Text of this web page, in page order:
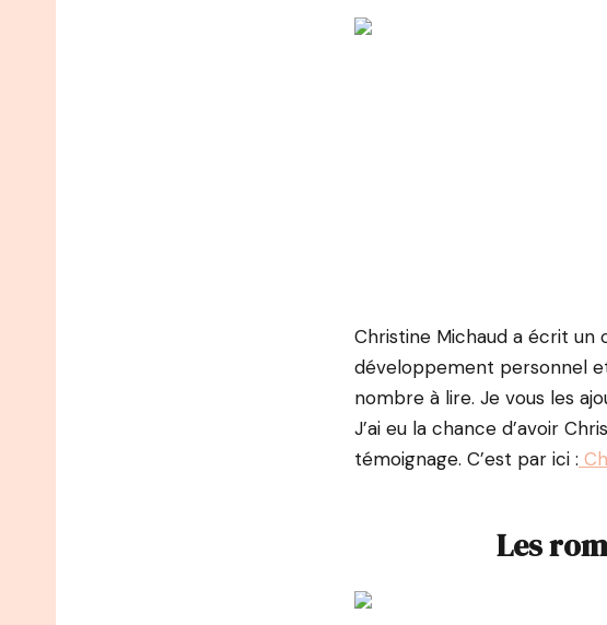
Christine Michaud a écrit
développement personnel
nombre à lire. Je vous les
J’ai eu la chance d’avoir
témoignage. C’est par ici :
Les